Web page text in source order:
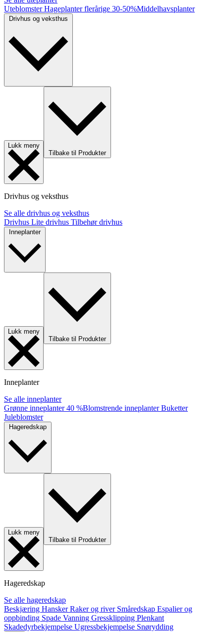
UteblomsterHageplanter flerårige 30-50%Middelhavsplanter
Lukk meny
Tilbake til Produkter
Drivhus og veksthus
Se alle drivhus og veksthus
Drivhus Lite drivhus Tilbehør drivhus
Inneplanter
Lukk meny
Tilbake til Produkter
Inneplanter
Se alle inneplanter
Grønne inneplanter40 %Blomstrende inneplanterBuketter
Juleblomster
Lukk meny
Tilbake til Produkter
Hageredskap
Se alle hageredskap
Beskjæring HanskerRaker og river Småredskap Espalier og
oppbinding Spade Vanning Gressklipping Plenkant
Skadedyrbekjempelse Ugressbekjempelse Snørydding